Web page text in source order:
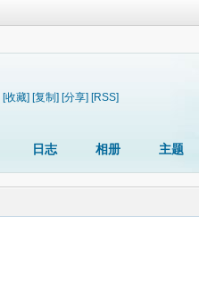
[收藏] [复制] [分享] [RSS]
日志 相册 主题